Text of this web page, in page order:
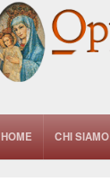
HOME CHI SIAMO